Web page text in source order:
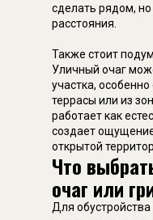
сделать рядом,
расстояния.
Также стоит
Уличный очаг
участка,
террасы или из
работает как
создает
открытой
Что
очаг или
Для